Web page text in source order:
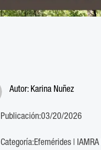
Autor: Karina Nuñez
Publicación:03/20/2026
Categoría:Efemérides| IAMRA|